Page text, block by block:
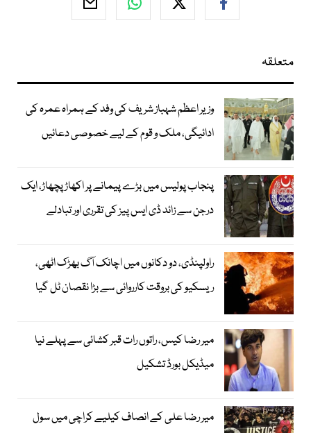
متعلقہ
وزیر اعظم شہباز شریف کی وفد کے ہمراہ عمرہ کی
ادائیگی، ملک و قوم کے لیے خصوصی دعائیں
پنجاب پولیس میں بڑے پیمانے پر اکھاڑ پچھاڑ، ایک
درجن سے زائد ڈی ایس پیز کی تقرری اور تبادلے
راولپنڈی، دو دکانوں میں اچانک آگ بھڑک اٹھی،
ریسکیو کی بروقت کارروائی سے بڑا نقصان ٹل گیا
میر رضا کیس، راتوں رات قبر کشائی سے پہلے نیا
میڈیکل بورڈ تشکیل
میر رضا علی کے انصاف کیلیے کراچی میں سول